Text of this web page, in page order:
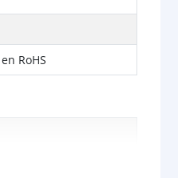
RoHS